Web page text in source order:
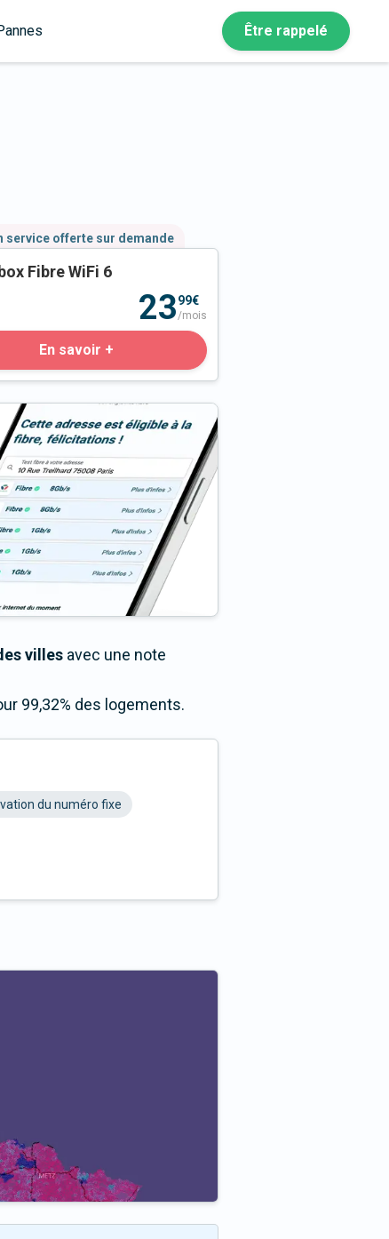
Être rappelé
service offerte sur demande
Fibre WiFi 6
2399€
/mois
En savoir +
villes avec une note
99,32% des logements.
du numéro fixe